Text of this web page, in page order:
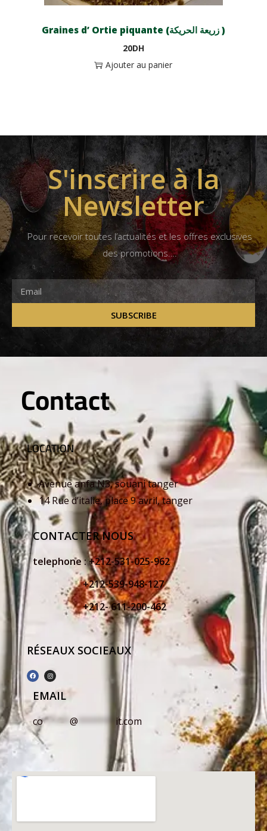
Graines d’ Ortie piquante (زريعة الحريكة )
20DH
Ajouter au panier
S'inscrire à la
Newsletter
Pour recevoir toutes l’actualités et les offres exclusives
des promotions….
SUBSCRIBE
Contact
LOCATION
Avenue anfa N3, souani tanger
14 Rue d’italie, place 9 avril, tanger
CONTACTER NOUS
telephone :+212-531-025-962
+212-539-948-127
+212- 611-200-462
RÉSEAUX SOCIEAUX
EMAIL
co*****@ ******* it.com